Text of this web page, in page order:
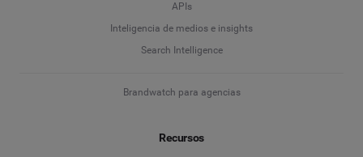
APIs
Inteligencia de medios e insights
Search Intelligence
Brandwatch para agencias
Recursos